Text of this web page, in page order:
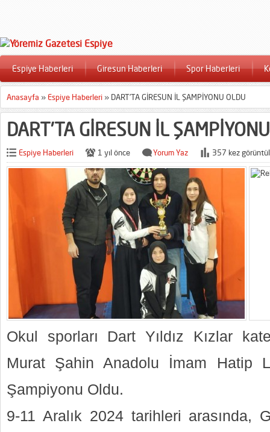
Espiye Haberleri Giresun Haberleri Spor Haberleri
Anasayfa » Espiye Haberleri » DART’TA GİRESUN İL ŞAMPİYONU OLDU
DART’TA GİRESUN İL
Espiye Haberleri 1 yıl önce Yorum Yaz 357 kez
Okul sporları Dart Yıldız Kızlar
Murat Şahin Anadolu İmam Hatip
Şampiyonu Oldu.
9-11 Aralık 2024 tarihleri arasında,